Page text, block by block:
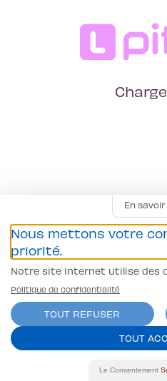
En
Nous mettons votre
priorité.
Notre site Internet utilise des
Politique de confidentialité
TOUT REFUSER
TOUT
Le Consentement